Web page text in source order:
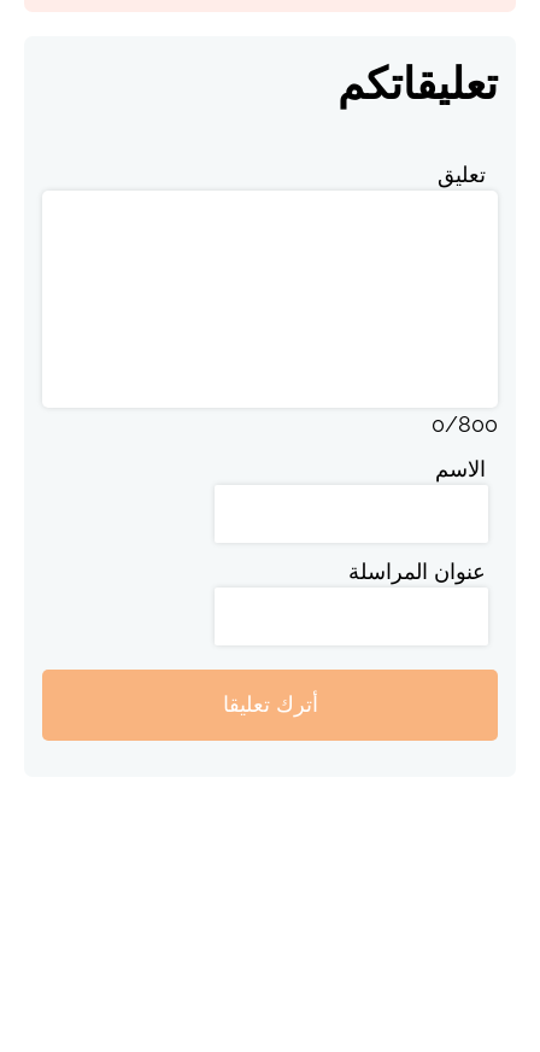
تعليقاتكم
تعليق
0/800
الاسم
عنوان المراسلة
أترك تعليقا